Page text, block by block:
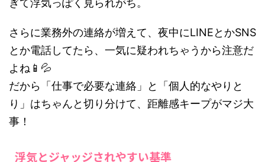
ぎて浮気っぽく見られがち。
さらに業務外の連絡が増えて、夜中にLINEとかSNS
とか電話してたら、一気に疑われちゃうから注意だ
よね📱💦
だから「仕事で必要な連絡」と「個人的なやりと
り」はちゃんと切り分けて、距離感キープがマジ大
事！
浮気とジャッジされやすい基準